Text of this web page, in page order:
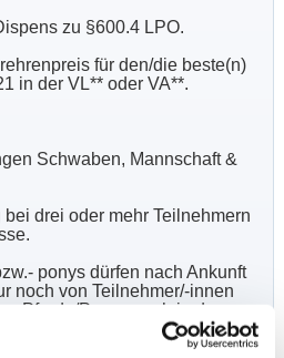
zu §600.4 LPO.
für den/die beste(n)
in der VL** oder VA**.
Schwaben, Mannschaft &
drei oder mehr Teilnehmern
ponys dürfen nach Ankunft
noch von Teilnehmer/-innen
Pferde/Ponys auch in der
für alle